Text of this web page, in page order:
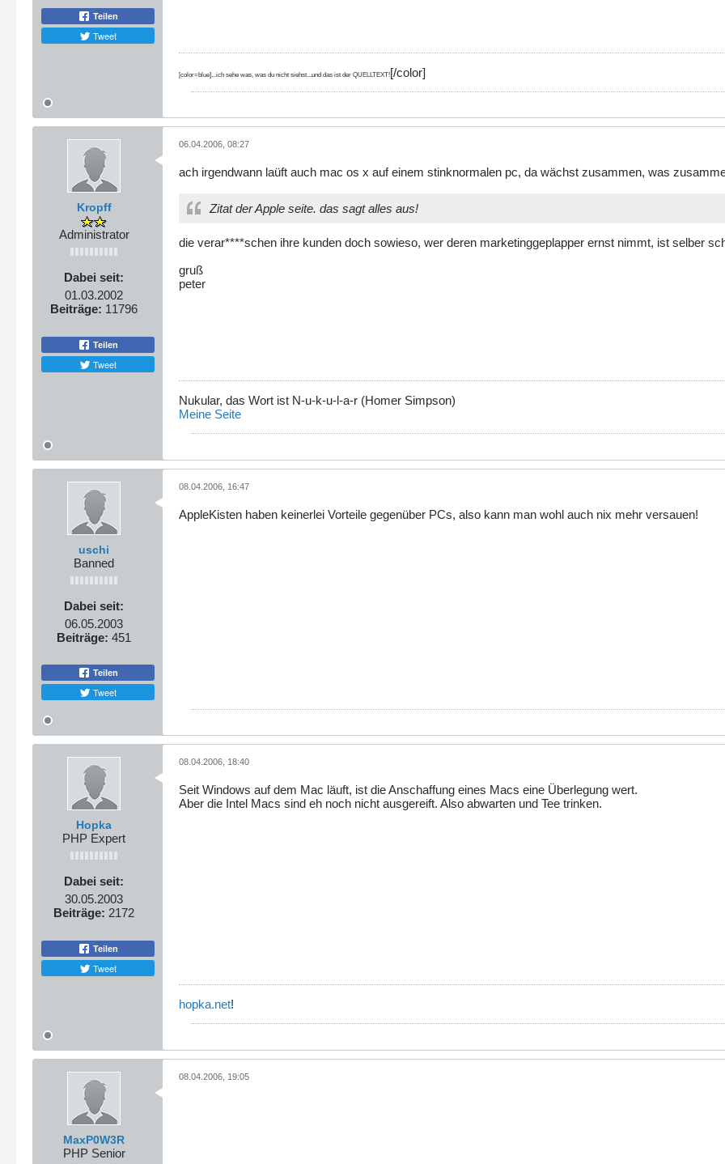
Teilen
Tweet
[color=blue]...ich sehe was, was du nicht siehst...und das ist der QUELLTEXT![/color]
Kropff
Administrator
Dabei seit:
01.03.2002
Beiträge: 11796
Teilen
Tweet
06.04.2006, 08:27
ach irgendwann laüft auch mac os x auf einem stinknormalen pc, da wächst zusammen, was
Zitat der Apple seite. das sagt alles aus!
die verar****schen ihre kunden doch sowieso, wer deren marketinggeplapper ernst nimmt, ist selber
gruß
peter
Nukular, das Wort ist N-u-k-u-l-a-r (Homer Simpson)
Meine Seite
uschi
Banned
Dabei seit:
06.05.2003
Beiträge: 451
Teilen
Tweet
08.04.2006, 16:47
AppleKisten haben keinerlei Vorteile gegenüber PCs, also kann man wohl auch nix mehr versauen!
Hopka
PHP Expert
Dabei seit:
30.05.2003
Beiträge: 2172
Teilen
Tweet
08.04.2006, 18:40
Seit Windows auf dem Mac läuft, ist die Anschaffung eines Macs eine Überlegung wert.
Aber die Intel Macs sind eh noch nicht ausgereift. Also abwarten und Tee trinken.
hopka.net!
MaxP0W3R
PHP Senior
08.04.2006, 19:05